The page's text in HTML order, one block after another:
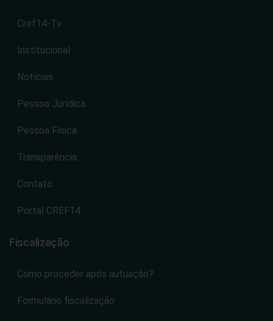
Cref14-Tv
Institucional
Notícias
Pessoa Jurídica
Pessoa Física
Transparência
Contato
Portal CREF14
Fiscalização
Como proceder após autuação?
Formulário fiscalização